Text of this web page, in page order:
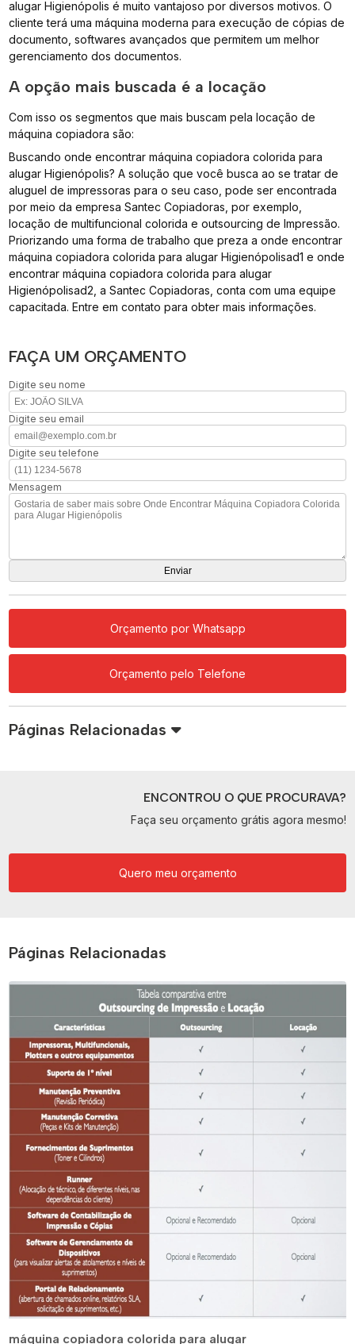
alugar Higienópolis é muito vantajoso por diversos motivos. O
cliente terá uma máquina moderna para execução de cópias de
documento, softwares avançados que permitem um melhor
gerenciamento dos documentos.
A opção mais buscada é a locação
Com isso os segmentos que mais buscam pela locação de
máquina copiadora são:
Buscando onde encontrar máquina copiadora colorida para
alugar Higienópolis? A solução que você busca ao se tratar de
aluguel de impressoras para o seu caso, pode ser encontrada
por meio da empresa Santec Copiadoras, por exemplo,
locação de multifuncional colorida e outsourcing de Impressão.
Priorizando uma forma de trabalho que preza a onde encontrar
máquina copiadora colorida para alugar Higienópolisad1 e onde
encontrar máquina copiadora colorida para alugar
Higienópolisad2, a Santec Copiadoras, conta com uma equipe
capacitada. Entre em contato para obter mais informações.
FAÇA UM ORÇAMENTO
Digite seu nome
Digite seu email
Digite seu telefone
Mensagem
Orçamento por Whatsapp
Orçamento pelo Telefone
Páginas Relacionadas
ENCONTROU O QUE PROCURAVA?
Faça seu orçamento grátis agora mesmo!
Quero meu orçamento
Páginas Relacionadas
máquina copiadora colorida para alugar